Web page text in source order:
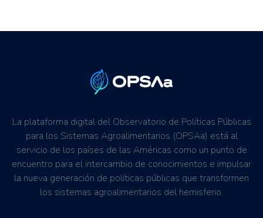
La plataforma digital del Observatorio de Políticas Públicas
para los Sistemas Agroalimentarios (OPSAa) está al
servicio de los países de las Américas como un punto de
encuentro para el intercambio de conocimientos e impulsar
la nueva generación de políticas públicas que transformen
los sistemas agroalimentarios del hemisferio.